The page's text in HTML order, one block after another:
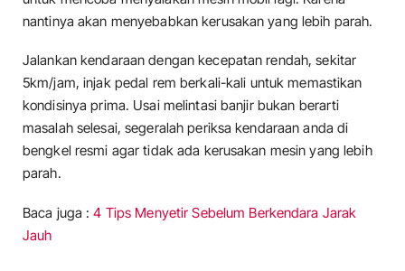
nantinya akan menyebabkan kerusakan yang lebih parah.
Jalankan kendaraan dengan kecepatan rendah, sekitar
5km/jam, injak pedal rem berkali-kali untuk memastikan
kondisinya prima. Usai melintasi banjir bukan berarti
masalah selesai, segeralah periksa kendaraan anda di
bengkel resmi agar tidak ada kerusakan mesin yang lebih
parah.
Baca juga :4 Tips Menyetir Sebelum Berkendara Jarak
Jauh